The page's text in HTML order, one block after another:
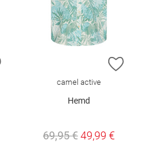
ZUR WUNSCHLISTE HINZUFÜGEN
ZUR
camel active
Hemd
69,95 €49,99 €